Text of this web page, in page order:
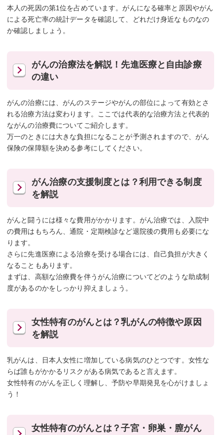
本人の死因の第1位を占めています。がんになる確率と原因やがん
による死亡率の統計データを確認して、どれだけ身近なものなの
か確認しましょう。
がんの治療法を解説！先進医療と自由診療
の違い
がんの治療には、がんのステージやがんの部位によって有効とさ
れる治療方法は変わります。ここでは代表的な治療方法と代表的
ながんの治療費についてご紹介します。
万一のときには大きな負担になることが予測されますので、がん
保険の保障額を決める参考にしてください。
がん治療の支援制度とは？利用できる制度
を解説
がんと闘うには様々な費用がかかります。がん治療では、入院中
の費用はもちろん、通院・定期検診など退院後の費用も必要にな
ります。
さらに先進医療による治療を受ける場合には、自己負担が大きく
なることもあります。
まずは、高額な治療費を伴うがん治療についてどのような助成制
度があるのかをしっかり抑えましょう。
女性特有のがんとは？乳がんの特徴や原因
を解説
乳がんは、日本人女性に増加している病気のひとつです。女性な
らば誰もがかかるリスクがある病気であると言えます。
女性特有のがんを正しく理解し、予防や早期発見を心がけましょ
う！
女性特有のがんとは？子宮・卵巣・膣がん